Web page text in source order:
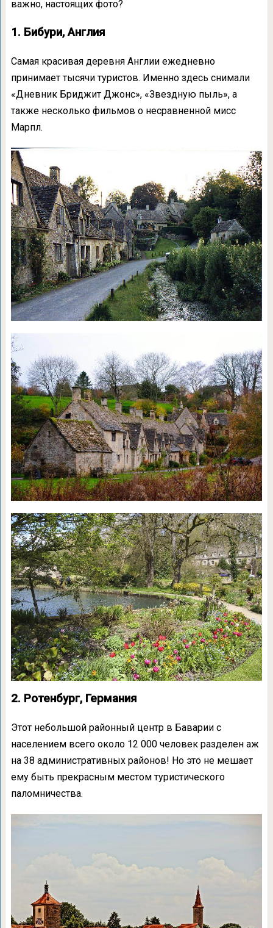
важно, настоящих фото?
1. Бибури, Англия
Самая красивая деревня Англии ежедневно
принимает тысячи туристов. Именно здесь снимали
«Дневник Бриджит Джонс», «Звездную пыль», а
также несколько фильмов о несравненной мисс
Марпл.
2. Ротенбург, Германия
Этот небольшой районный центр в Баварии с
населением всего около 12 000 человек разделен аж
на 38 административных районов! Но это не мешает
ему быть прекрасным местом туристического
паломничества.